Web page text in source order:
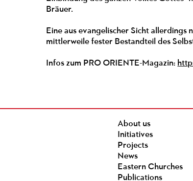
Bräuer.
Eine aus evangelischer Sicht
mittlerweile fester Bestandteil des
Infos zum PRO ORIENTE-Magazin:
About us
Initiatives
Projects
News
Eastern Churches
Publications